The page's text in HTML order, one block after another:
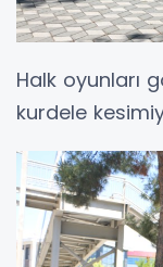
Halk oyunları
kurdele